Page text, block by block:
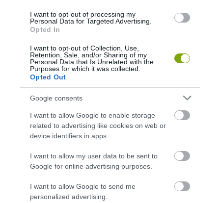
I want to opt-out of processing my
Personal Data for Targeted Advertising.
Opted In
I want to opt-out of Collection, Use,
Retention, Sale, and/or Sharing of my
Personal Data that Is Unrelated with the
Purposes for which it was collected.
Opted Out
Google consents
I want to allow Google to enable storage
related to advertising like cookies on web or
device identifiers in apps.
I want to allow my user data to be sent to
Google for online advertising purposes.
I want to allow Google to send me
personalized advertising.
KULLANCSOK ELLEN OKOSAN